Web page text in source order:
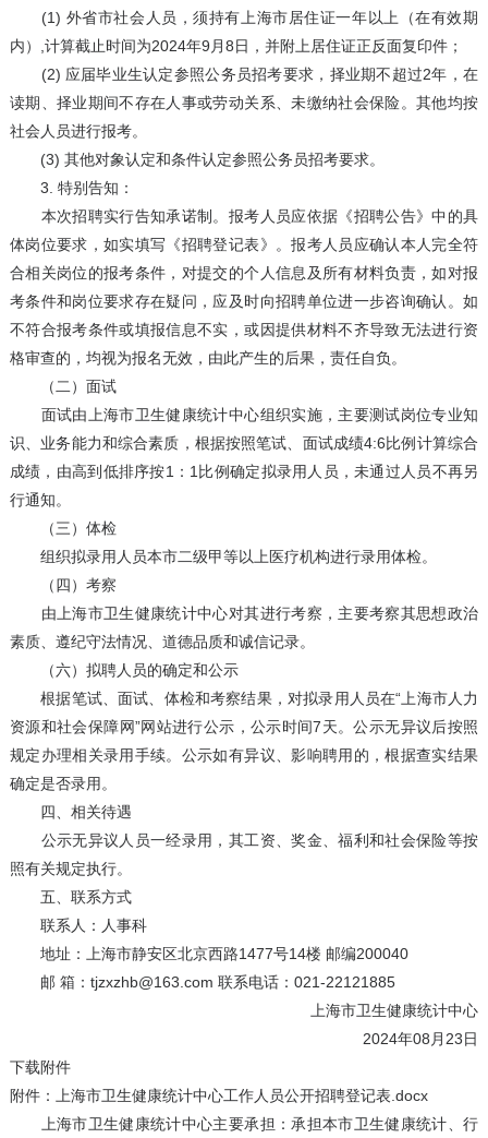
(1) 外省市社会人员，须持有上海市居住证一年以上（在有效期
内）,计算截止时间为2024年9月8日，并附上居住证正反面复印件；
(2) 应届毕业生认定参照公务员招考要求，择业期不超过2年，在
读期、择业期间不存在人事或劳动关系、未缴纳社会保险。其他均按
社会人员进行报考。
(3) 其他对象认定和条件认定参照公务员招考要求。
3. 特别告知：
本次招聘实行告知承诺制。报考人员应依据《招聘公告》中的具
体岗位要求，如实填写《招聘登记表》。报考人员应确认本人完全符
合相关岗位的报考条件，对提交的个人信息及所有材料负责，如对报
考条件和岗位要求存在疑问，应及时向招聘单位进一步咨询确认。如
不符合报考条件或填报信息不实，或因提供材料不齐导致无法进行资
格审查的，均视为报名无效，由此产生的后果，责任自负。
（二）面试
面试由上海市卫生健康统计中心组织实施，主要测试岗位专业知
识、业务能力和综合素质，根据按照笔试、面试成绩4:6比例计算综合
成绩，由高到低排序按1：1比例确定拟录用人员，未通过人员不再另
行通知。
（三）体检
组织拟录用人员本市二级甲等以上医疗机构进行录用体检。
（四）考察
由上海市卫生健康统计中心对其进行考察，主要考察其思想政治
素质、遵纪守法情况、道德品质和诚信记录。
（六）拟聘人员的确定和公示
根据笔试、面试、体检和考察结果，对拟录用人员在“上海市人力
资源和社会保障网”网站进行公示，公示时间7天。公示无异议后按照
规定办理相关录用手续。公示如有异议、影响聘用的，根据查实结果
确定是否录用。
四、相关待遇
公示无异议人员一经录用，其工资、奖金、福利和社会保险等按
照有关规定执行。
五、联系方式
联系人：人事科
地址：上海市静安区北京西路1477号14楼 邮编200040
邮 箱：tjzxzhb@163.com 联系电话：021-22121885
上海市卫生健康统计中心
2024年08月23日
下载附件
附件：上海市卫生健康统计中心工作人员公开招聘登记表.docx
上海市卫生健康统计中心主要承担：承担本市卫生健康统计、行